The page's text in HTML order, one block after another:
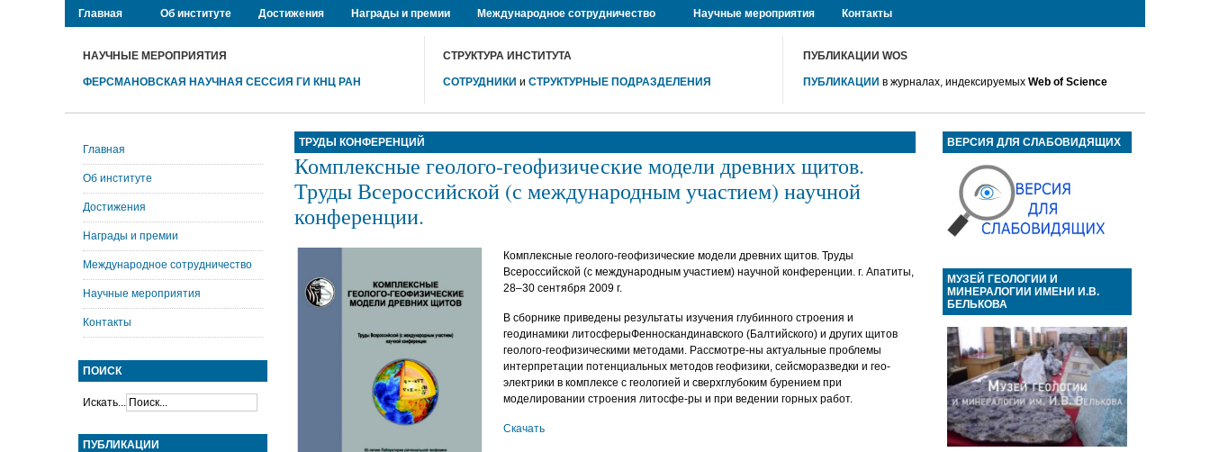
Главная Об институте Достижения Награды и премии Международное сотрудничество Научные мероприятия Контакты
НАУЧНЫЕ МЕРОПРИЯТИЯ
ФЕРСМАНОВСКАЯ НАУЧНАЯ СЕССИЯ ГИ КНЦ РАН
СТРУКТУРА ИНСТИТУТА
СОТРУДНИКИ и СТРУКТУРНЫЕ ПОДРАЗДЕЛЕНИЯ
ПУБЛИКАЦИИ WOS
ПУБЛИКАЦИИ в журналах, индексируемыхWeb of Science
ТРУДЫ КОНФЕРЕНЦИЙ
Комплексные геолого-геофизические модели древних щитов.
Труды Всероссийской (с международным участием) научной
конференции.
Комплексные геолого-геофизические модели древних щитов. Труды
Всероссийской (с международным участием) научной конференции. г. Апатиты,
28–30 сентября 2009 г.
В сборнике приведены результаты изучения глубинного строения и
геодинамики литосферыФенноскандинавского (Балтийского) и других щитов
геолого-геофизическими методами. Рассмотре-ны актуальные проблемы
интерпретации потенциальных методов геофизики, сейсморазведки и гео-
электрики в комплексе с геологией и сверхглубоким бурением при
моделировании строения литосфе-ры и при ведении горных работ.
Скачать
Главная
Об институте
Достижения
Награды и премии
Международное сотрудничество
Научные мероприятия
Контакты
ПОИСК
Искать...
ПУБЛИКАЦИИ
ВЕРСИЯ ДЛЯ СЛАБОВИДЯЩИХ
МУЗЕЙ ГЕОЛОГИИ И
МИНЕРАЛОГИИ ИМЕНИ И.В.
БЕЛЬКОВА